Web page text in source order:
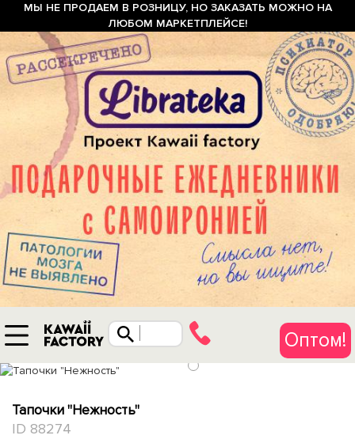
МЫ НЕ ПРОДАЕМ В РОЗНИЦУ, НО ЗАКАЗАТЬ МОЖНО НА
ЛЮБОМ МАРКЕТПЛЕЙСЕ!
Оптом!
Тапочки "Нежность"
ID 88274